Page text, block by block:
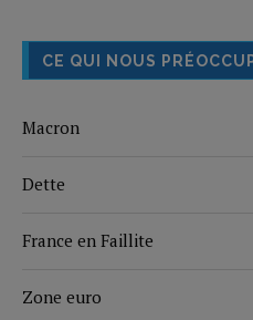
CE QUI NOUS
Macron
Dette
France en Faillite
Zone euro